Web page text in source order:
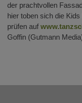
der prachtvollen
hier toben sich die
prüfen auf
Goffin (Gutmann